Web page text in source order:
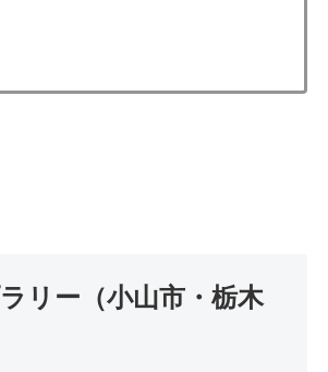
リー（小山市・栃木